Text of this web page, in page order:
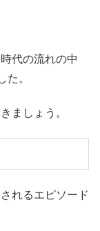
代の流れの中
た。
ましょう。
れるエピソード